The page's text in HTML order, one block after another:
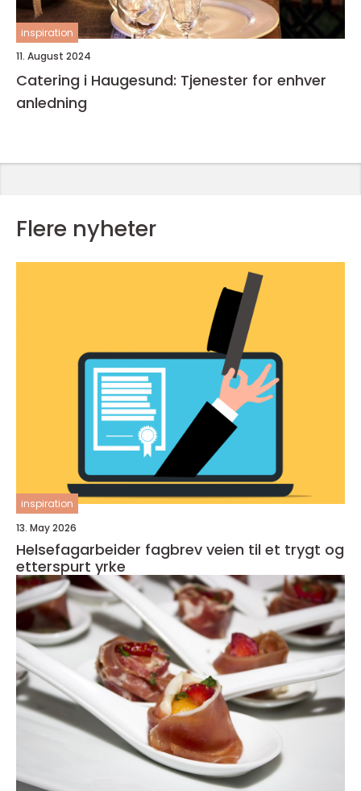
inspiration
11. August 2024
Catering i Haugesund: Tjenester for enhver
anledning
Flere nyheter
inspiration
13. May 2026
Helsefagarbeider fagbrev veien til et trygt og
etterspurt yrke